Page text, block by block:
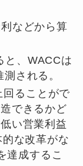
などから算
と、WACCは
される。
回ることがで
できるかど
い営業利益
な改革がな
達成するこ